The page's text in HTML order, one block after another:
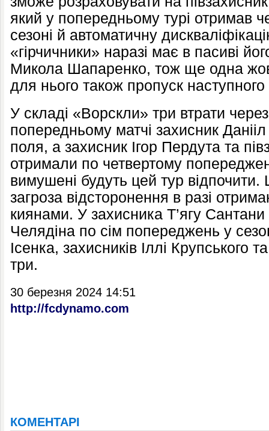
який у попередньому турі отримав
сезоні й автоматичну
«гірчичники» наразі має в пасиві
Микола Шапаренко, тож ще одна
для нього також пропуск наступного
У складі «Ворскли» три втрати
попередньому матчі захисник
поля, а захисник Ігор Пердута та
отримали по четвертому
вимушені будуть цей тур відпочити.
загроза відсторонення в разі
киянами. У захисника Т’ягу
Челядіна по сім попереджень у
Ісенка, захисників Іллі Крупського
три.
30 березня 2024 14:51
http://fcdynamo.com
КОМЕНТАРІ